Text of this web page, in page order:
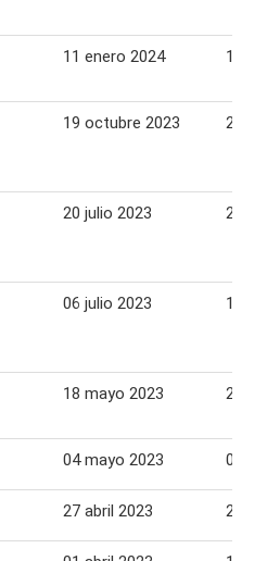
11 enero 2024 17
19 octubre 2023 25
20 julio 2023 26
06 julio 2023 12
18 mayo 2023 24
04 mayo 2023 05
27 abril 2023 28